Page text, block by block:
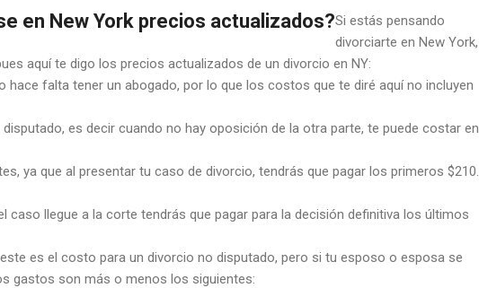
en New York precios actualizados?Si estás pensando
divorciarte en New York,
aquí te digo los precios actualizados de un divorcio en NY:
hace falta tener un abogado, por lo que los costos que te diré aquí no incluyen
es decir cuando no hay oposición de la otra parte, te puede costar en
ya que al presentar tu caso de divorcio, tendrás que pagar los primeros $210.
caso llegue a la corte tendrás que pagar para la decisión definitiva los últimos
es el costo para un divorcio no disputado, pero si tu esposo o esposa se
gastos son más o menos los siguientes: